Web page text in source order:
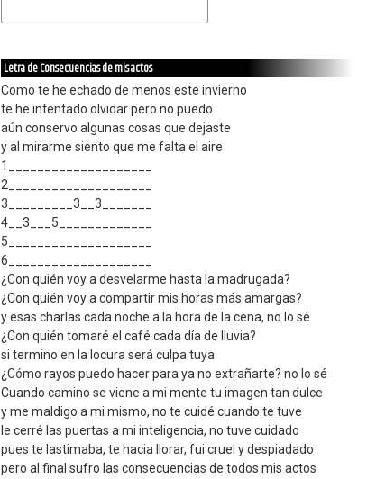
Letra de Consecuencias de mis actos
Como te he echado de menos este invierno
te he intentado olvidar pero no puedo
aún conservo algunas cosas que dejaste
y al mirarme siento que me falta el aire
1____________________
2____________________
3_________3__3_______
4__3___5_____________
5____________________
6____________________
¿Con quién voy a desvelarme hasta la madrugada?
¿Con quién voy a compartir mis horas más amargas?
y esas charlas cada noche a la hora de la cena, no lo sé
¿Con quién tomaré el café cada día de lluvia?
si termino en la locura será culpa tuya
¿Cómo rayos puedo hacer para ya no extrañarte? no lo sé
Cuando camino se viene a mi mente tu imagen tan dulce
y me maldigo a mi mismo, no te cuidé cuando te tuve
le cerré las puertas a mi inteligencia, no tuve cuidado
pues te lastimaba, te hacia llorar, fui cruel y despiadado
pero al final sufro las consecuencias de todos mis actos